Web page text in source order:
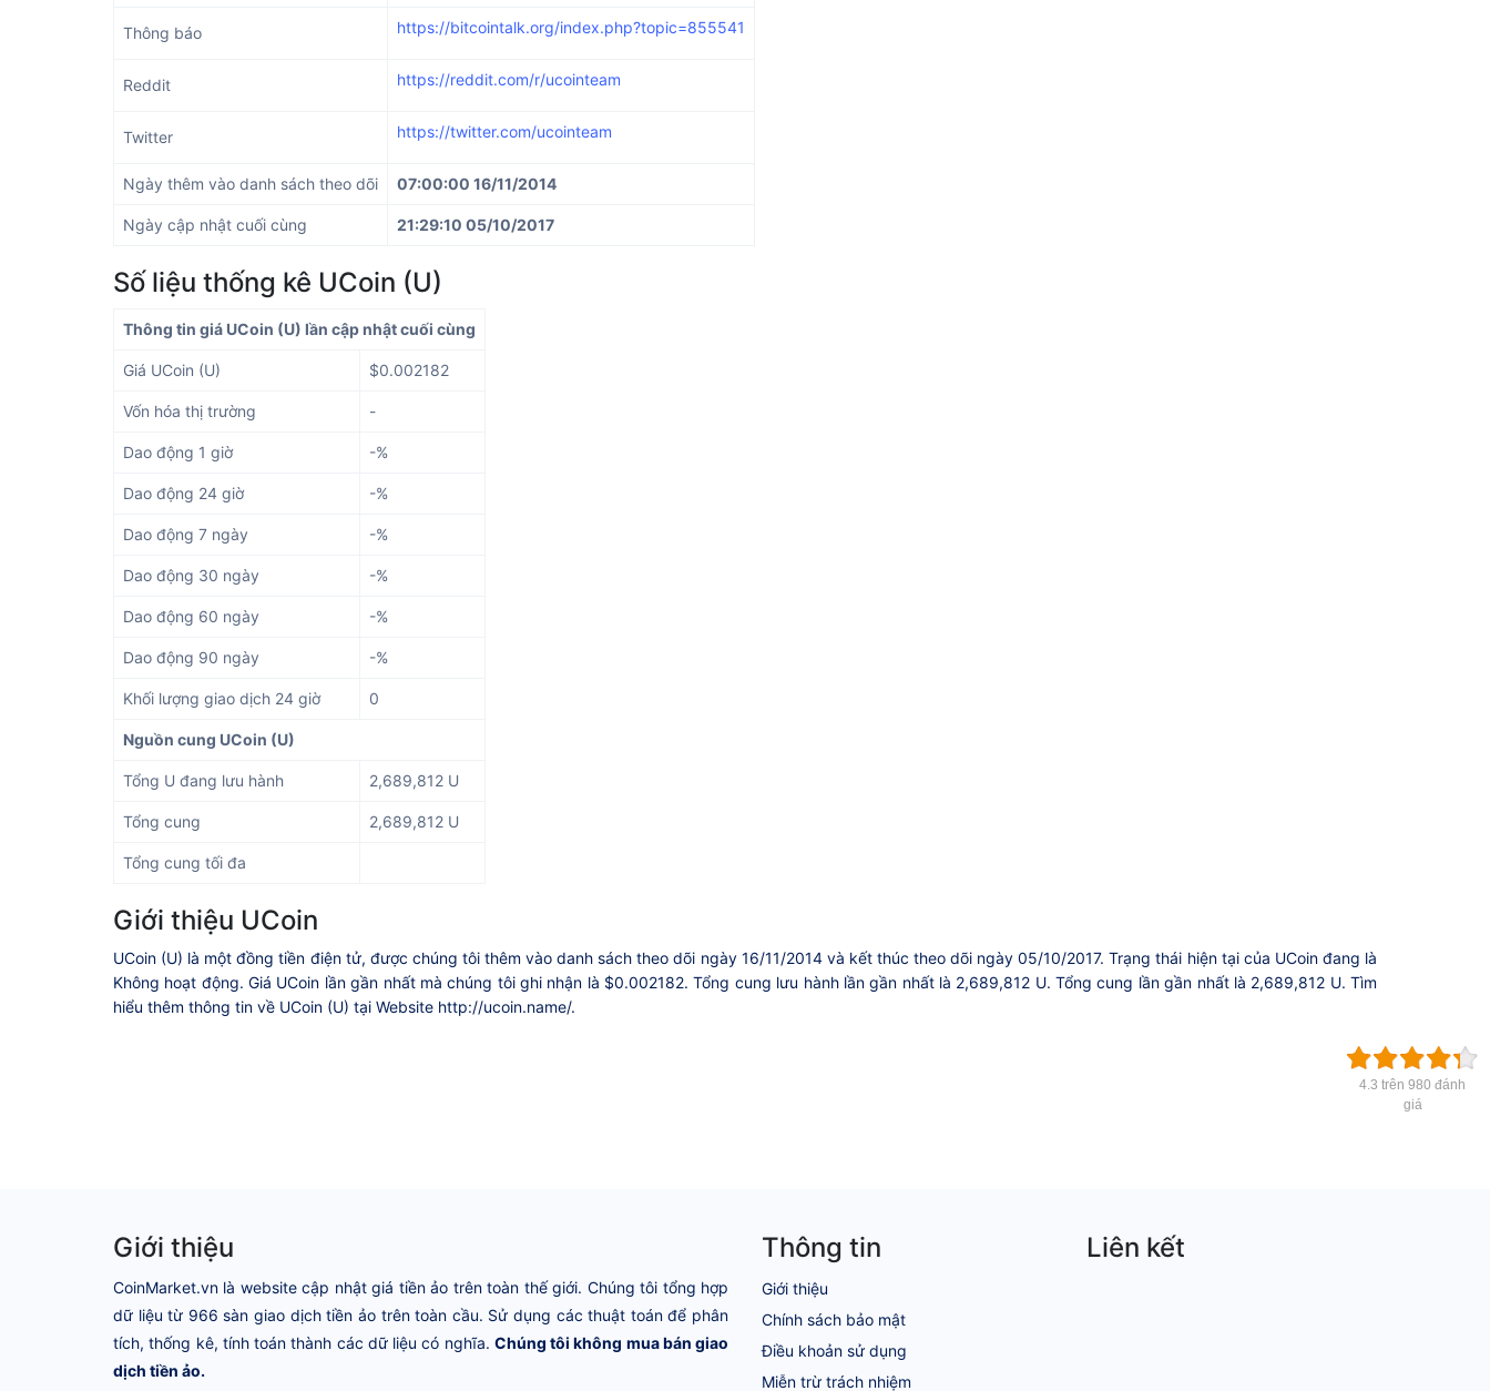
Thông báo https://bitcointalk.org/index.php?topic=855541
Reddit https://reddit.com/r/ucointeam
Twitter https://twitter.com/ucointeam
Ngày thêm vào danh sách theo dõi 07:00:00 16/11/2014
Ngày cập nhật cuối cùng 21:29:10 05/10/2017
Số liệu thống kê UCoin (U)
Thông tin giá UCoin (U) lần cập nhật cuối cùng
Giá UCoin (U) $0.002182
Vốn hóa thị trường -
Dao động 1 giờ -%
Dao động 24 giờ -%
Dao động 7 ngày -%
Dao động 30 ngày -%
Dao động 60 ngày -%
Dao động 90 ngày -%
Khối lượng giao dịch 24 giờ 0
Nguồn cung UCoin (U)
Tổng U đang lưu hành 2,689,812 U
Tổng cung 2,689,812 U
Tổng cung tối đa
Giới thiệu UCoin
UCoin (U) là một đồng tiền điện tử, được chúng tôi thêm vào danh sách theo dõi ngày 16/11/2014 và kết thúc theo dõi ngày 05/10/2017. Trạng thái hiện tại của UCoin đang là
Không hoạt động. Giá UCoin lần gần nhất mà chúng tôi ghi nhận là $0.002182. Tổng cung lưu hành lần gần nhất là 2,689,812 U. Tổng cung lần gần nhất là 2,689,812 U. Tìm
hiểu thêm thông tin về UCoin (U) tại Website http://ucoin.name/.
4.3 trên 980 đánh
giá
Giới thiệu
CoinMarket.vn là website cập nhật giá tiền ảo trên toàn thế giới. Chúng tôi tổng hợp
dữ liệu từ 966 sàn giao dịch tiền ảo trên toàn cầu. Sử dụng các thuật toán để phân
tích, thống kê, tính toán thành các dữ liệu có nghĩa. Chúng tôi không mua bán giao
dịch tiền ảo.
Thông tin
Giới thiệu
Chính sách bảo mật
Điều khoản sử dụng
Miễn trừ trách nhiệm
Liên kết